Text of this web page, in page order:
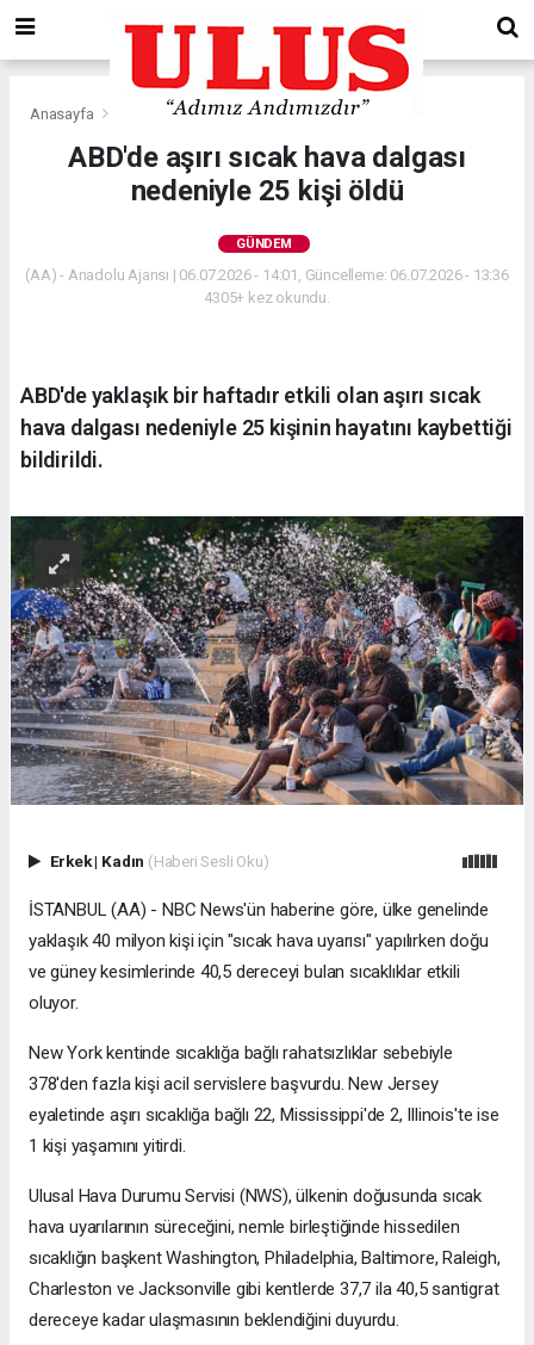
Anasayfa Gündem
ABD'de aşırı sıcak hava dalgası
nedeniyle 25 kişi öldü
GÜNDEM
(AA) - Anadolu Ajansı | 06.07.2026 - 14:01, Güncelleme: 06.07.2026 - 13:36
4305+ kez okundu.
ABD'de yaklaşık bir haftadır etkili olan aşırı sıcak
hava dalgası nedeniyle 25 kişinin hayatını kaybettiği
bildirildi.
Erkek| Kadın (Haberi Sesli Oku)
İSTANBUL (AA) - NBC News'ün haberine göre, ülke genelinde
yaklaşık 40 milyon kişi için "sıcak hava uyarısı" yapılırken doğu
ve güney kesimlerinde 40,5 dereceyi bulan sıcaklıklar etkili
oluyor.
New York kentinde sıcaklığa bağlı rahatsızlıklar sebebiyle
378'den fazla kişi acil servislere başvurdu. New Jersey
eyaletinde aşırı sıcaklığa bağlı 22, Mississippi'de 2, Illinois'te ise
1 kişi yaşamını yitirdi.
Ulusal Hava Durumu Servisi (NWS), ülkenin doğusunda sıcak
hava uyarılarının süreceğini, nemle birleştiğinde hissedilen
sıcaklığın başkent Washington, Philadelphia, Baltimore, Raleigh,
Charleston ve Jacksonville gibi kentlerde 37,7 ila 40,5 santigrat
dereceye kadar ulaşmasının beklendiğini duyurdu.